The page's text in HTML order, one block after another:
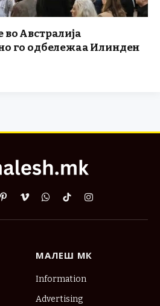
Австралија
го одбележаа Илинден
PinterestVimeoWhatsApp
TikTokInstagram
МАЛЕШ МК
Information
Advertising